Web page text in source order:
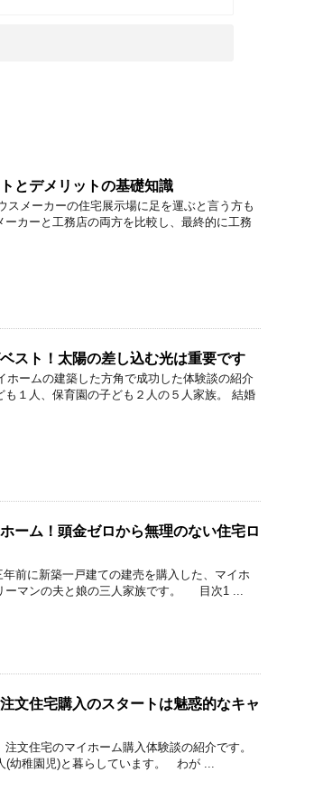
とデメリットの基礎知識
メーカーの住宅展示場に足を運ぶと言う方も
カーと工務店の両方を比較し、最終的に工務
スト！太陽の差し込む光は重要です
ホームの建築した方角で成功した体験談の紹介
１人、保育園の子ども２人の５人家族。 結婚
ーム！頭金ゼロから無理のない住宅ロ
前に新築一戸建ての建売を購入した、マイホ
マンの夫と娘の三人家族です。 目次1 ...
文住宅購入のスタートは魅惑的なキャ
文住宅のマイホーム購入体験談の紹介です。
(幼稚園児)と暮らしています。 わが ...